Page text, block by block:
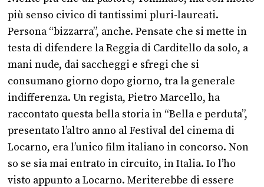
più senso civico di tantissimi pluri-laureati.
Persona “bizzarra”, anche. Pensate che si mette in
testa di difendere la Reggia di Carditello da solo, a
mani nude, dai saccheggi e sfregi che si
consumano giorno dopo giorno, tra la generale
indifferenza. Un regista, Pietro Marcello, ha
raccontato questa bella storia in “Bella e perduta”,
presentato l’altro anno al Festival del cinema di
Locarno, era l’unico film italiano in concorso. Non
so se sia mai entrato in circuito, in Italia. Io l’ho
visto appunto a Locarno. Meriterebbe di essere